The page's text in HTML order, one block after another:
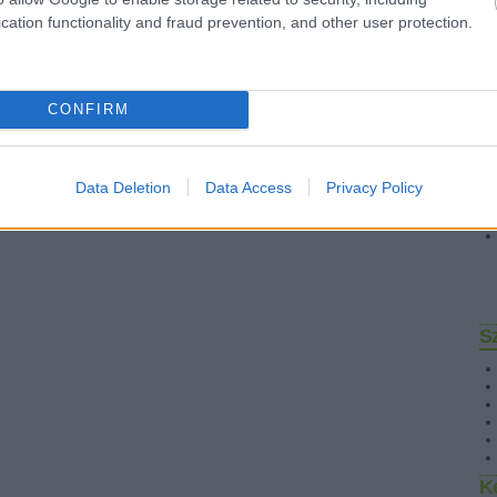
functionality and fraud prevention, and other user protection.
CONFIRM
Data Deletion Data Access Privacy Policy